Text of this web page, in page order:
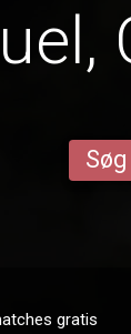
gratis